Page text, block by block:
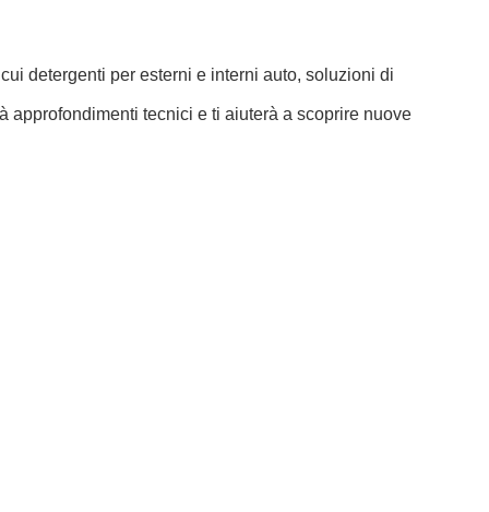
detergenti per esterni e interni auto, soluzioni di
approfondimenti tecnici e ti aiuterà a scoprire nuove